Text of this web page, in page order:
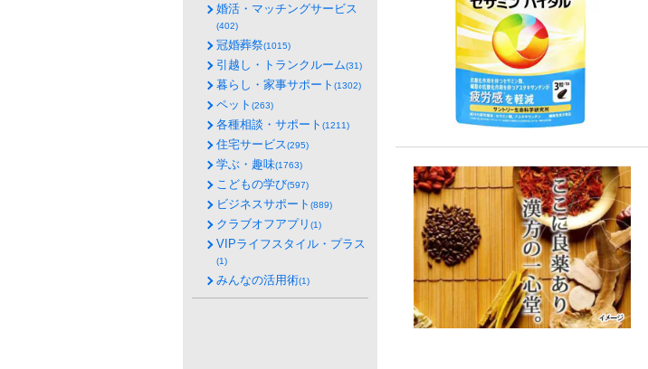
婚活・マッチングサービス
(402)
冠婚葬祭(1015)
引越し・トランクルーム(31)
暮らし・家事サポート (1302)
ペット (263)
各種相談・サポート (1211)
住宅サービス(295)
学ぶ・趣味(1763)
こどもの学び(597)
ビジネスサポート (889)
クラブオフアプリ (1)
VIPライフスタイル・プラス
(1)
みんなの活用術(1)